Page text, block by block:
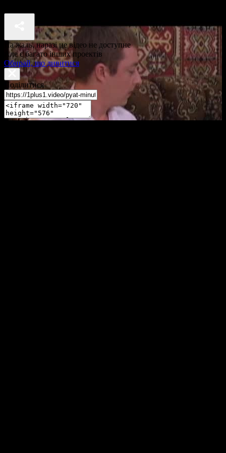
На жаль, наразі це відео не доступне
Але є багато інших проектів
Обирай, що дивитися
Поділитися